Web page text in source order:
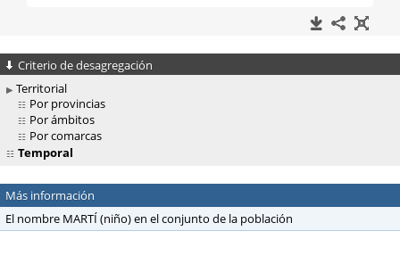
Criterio de desagregación
Territorial
Por provincias
Por ámbitos
Por comarcas
Temporal
Más información
El nombre MARTÍ (niño) en el conjunto de la población